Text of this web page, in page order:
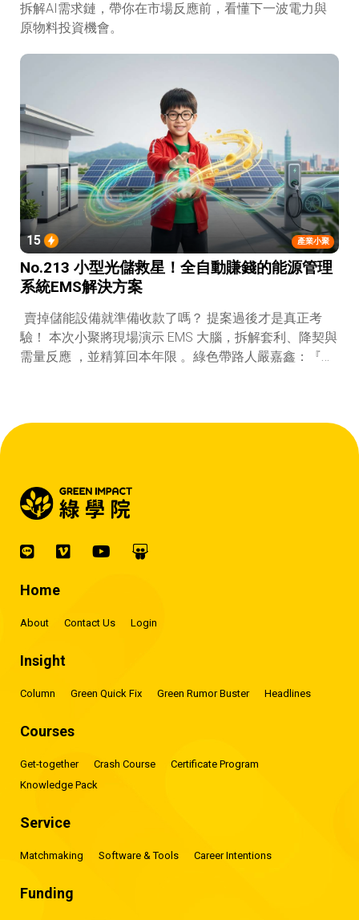
拆解AI需求鏈，帶你在市場反應前，看懂下一波電力與
原物料投資機會。
產業小聚
15
No.213 小型光儲救星！全自動賺錢的能源管理
系統EMS解決方案
賣掉儲能設備就準備收款了嗎？ 提案過後才是真正考
驗！ 本次小聚將現場演示 EMS 大腦，拆解套利、降契與
需量反應 ，並精算回本年限 。綠色帶路人嚴嘉鑫：『會
Home
About Contact Us Login
Insight
Column Green Quick Fix Green Rumor Buster Headlines
Courses
Get-together Crash Course
Certificate Program
Knowledge Pack
Service
Matchmaking Software & Tools Career Intentions
Funding